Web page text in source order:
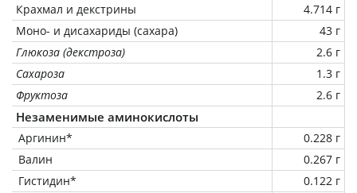
Крахмал и декстрины
4.714 г
Моно- и дисахариды (сахара)
43 г
Глюкоза (декстроза)
2.6 г
Сахароза
1.3 г
Фруктоза
2.6 г
Незаменимые аминокислоты
Аргинин*
0.228 г
Валин
0.267 г
Гистидин*
0.122 г